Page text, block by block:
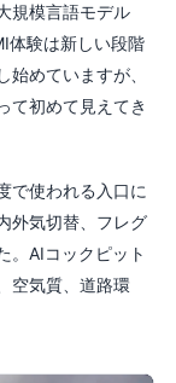
規模言語モデル
体験は新しい段階
めていますが、
て初めて見えてき
で使われる入口に
外気切替、フレグ
。AIコックピット
空気質、道路環